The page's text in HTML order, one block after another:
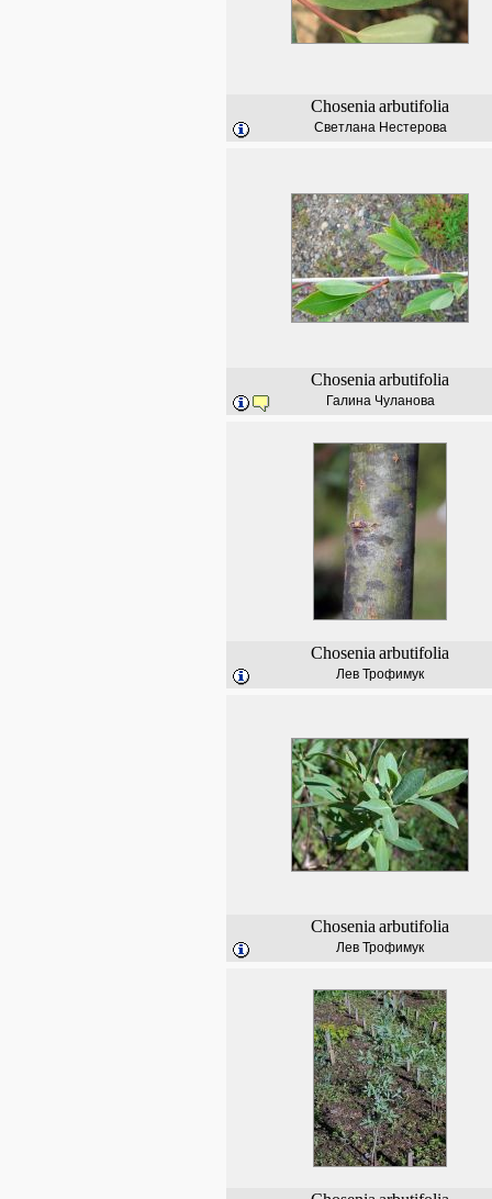
Chosenia arbutifolia
Светлана Нестерова
Chosenia arbutifolia
Галина Чуланова
Chosenia arbutifolia
Лев Трофимук
Chosenia arbutifolia
Лев Трофимук